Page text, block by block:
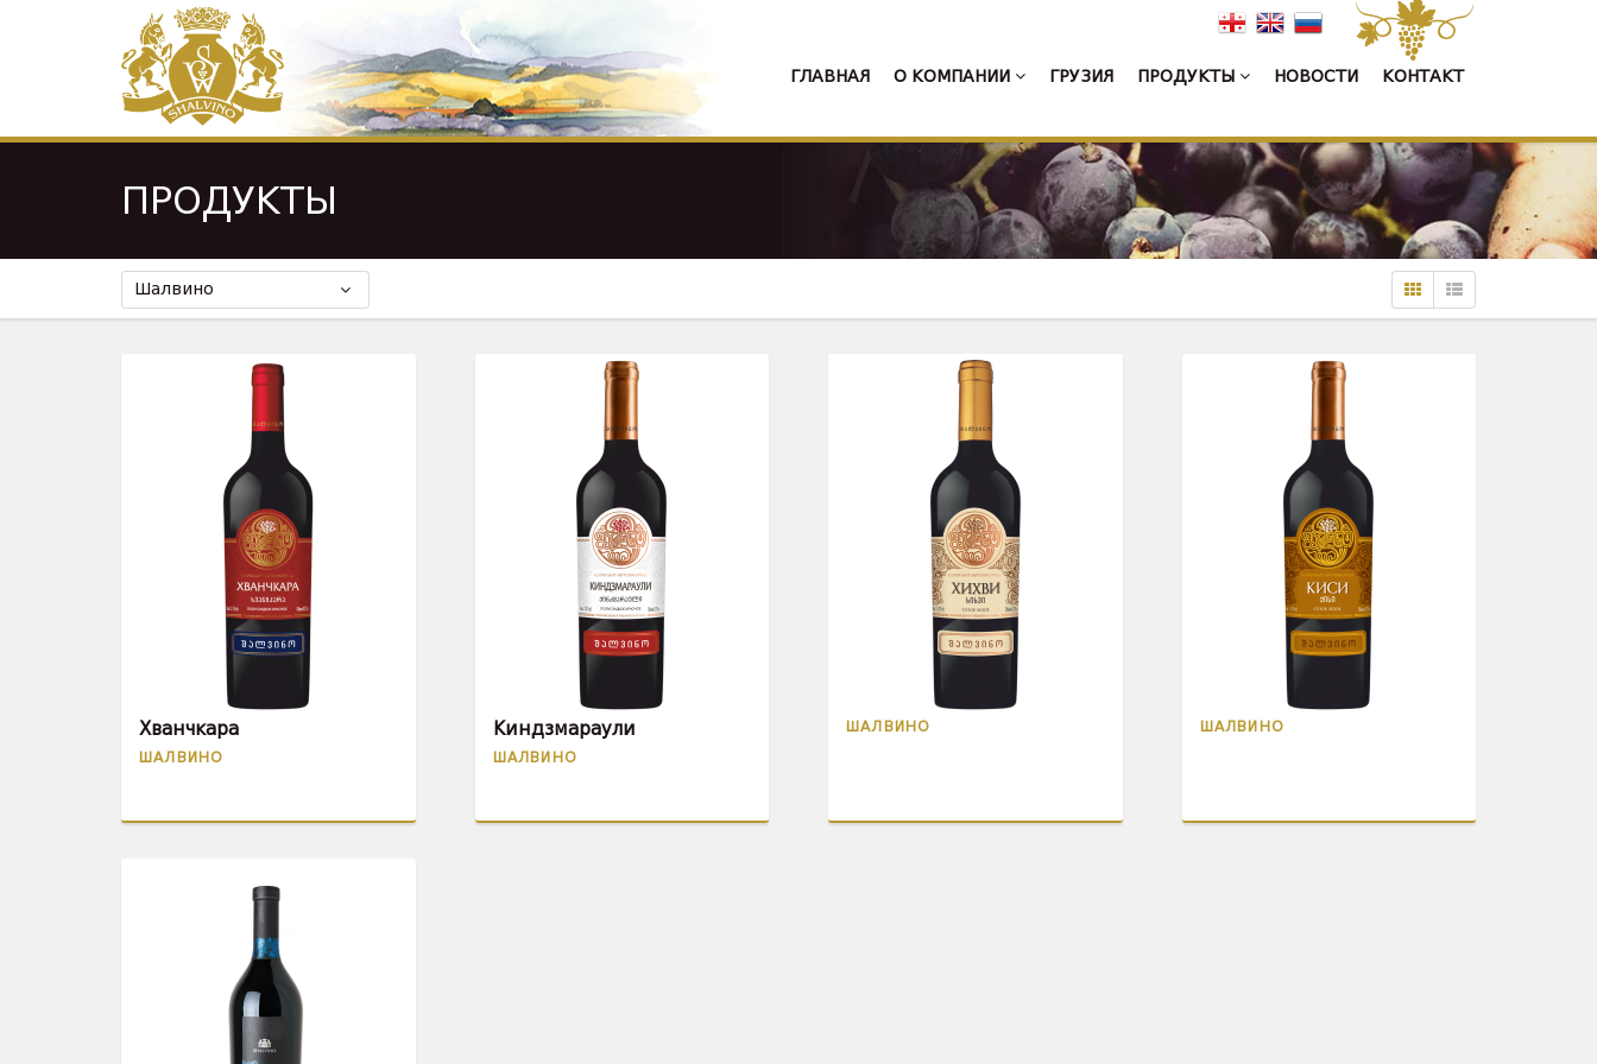
ГЛАВНАЯ О КОМПАНИИ ГРУЗИЯ ПРОДУКТЫ НОВОСТИ КОНТАКТ
ПРОДУКТЫ
Шалвино
Хванчкара
ШАЛВИНО
Киндзмараули
ШАЛВИНО
ШАЛВИНО ШАЛВИНО